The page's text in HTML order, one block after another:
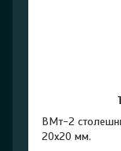
ВМт-2
20х20 мм.